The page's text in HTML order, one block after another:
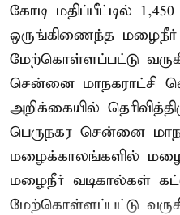
கோடி மதிப்பீட்டில்
ஒருங்கிணைந்த மழைநீர்
மேற்கொள்ளப்பட்டு
சென்னை மாநகராட்சி
அறிக்கையில்
பெருநகர சென்னை
மழைக்காலங்களில்
மழைநீர் வடிகால்கள்
மேற்கொள்ளப்பட்டு